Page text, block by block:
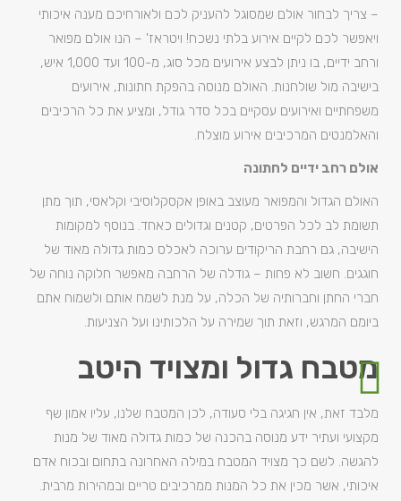
– צריך לבחור אולם שמסוגל להעניק לכם ולאורחיכם מענה איכותי
ויאפשר לכם לקיים אירוע בלתי נשכח! ויטראז' – הנו אולם מפואר
ורחב ידיים, בו ניתן לבצע אירועים מכל סוג, מ-100 ועד 1,000 איש,
בישיבה מול שולחנות. האולם מנוסה בהפקת חתונות, אירועים
משפחתיים ואירועים עסקיים בכל סדר גודל, ומציע את כל הרכיבים
והאלמנטים המרכיבים אירוע מוצלח.
אולם רחב ידיים לחתונה
האולם הגדול והמפואר מעוצב באופן אקסקלוסיבי וקלאסי, תוך מתן
תשומת לב לכל הפרטים, קטנים וגדולים כאחד. בנוסף למקומות
הישיבה, גם רחבת הריקודים ערוכה לאכלס כמות גדולה מאוד של
חוגגים. חשוב לא פחות – גודלה של הרחבה מאפשר חלוקה נוחה של
חברי החתן וחברותיה של הכלה, על מנת לשמח אותם ולשמוח אתם
ביומם המרגש, וזאת תוך שמירה על הלכותינו ועל הצניעות.
מטבח גדול ומצויד היטב
מלבד זאת, אין חגיגה בלי סעודה, לכן המטבח שלנו, עליו אמון שף
מקצועי ועתיר ידע מנוסה בהכנה של כמות גדולה מאוד של מנות
להגשה. לשם כך מצויד המטבח במילה האחרונה בתחום ובכוח אדם
איכותי, אשר מכין את כל המנות ממרכיבים טריים ובמהירות מרבית.